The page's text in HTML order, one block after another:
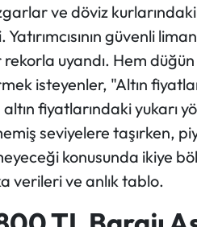
ve döviz
güvenli
rekorla uyandı. Hem
isteyenler, "Altın
altın fiyatlarındaki yukarı
seviyelere taşırken,
konusunda ikiye
verileri ve anlık tablo.